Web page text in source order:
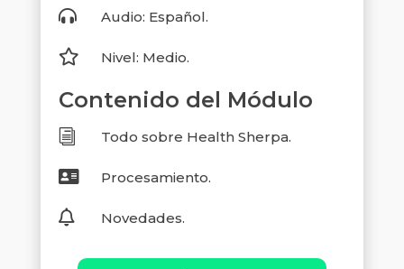
 Audio: Español.
 Nivel: Medio.
Contenido del Módulo
i Todo sobre Health Sherpa.
 Procesamiento.
 Novedades.